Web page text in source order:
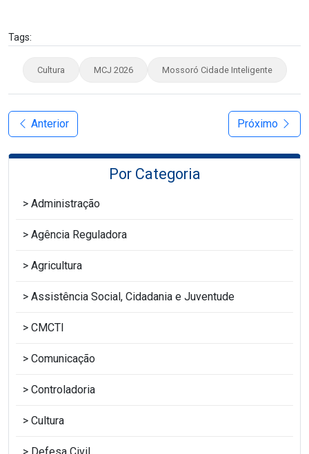
Tags:
Cultura MCJ 2026 Mossoró Cidade Inteligente
Anterior Próximo
Por Categoria
Administração
Agência Reguladora
Agricultura
Assistência Social, Cidadania e Juventude
CMCTI
Comunicação
Controladoria
Cultura
Defesa Civil